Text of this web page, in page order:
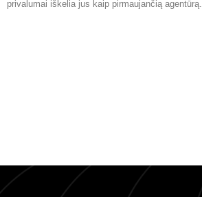
privalumai iškelia jus kaip pirmaujančią agentūrą.